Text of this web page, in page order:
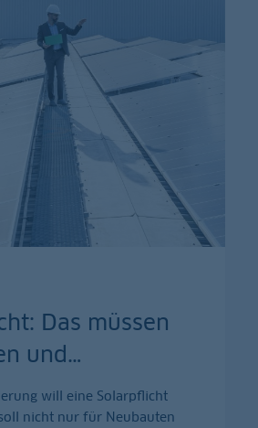
Das müssen
und…
will eine Solarpflicht
nicht nur für Neubauten